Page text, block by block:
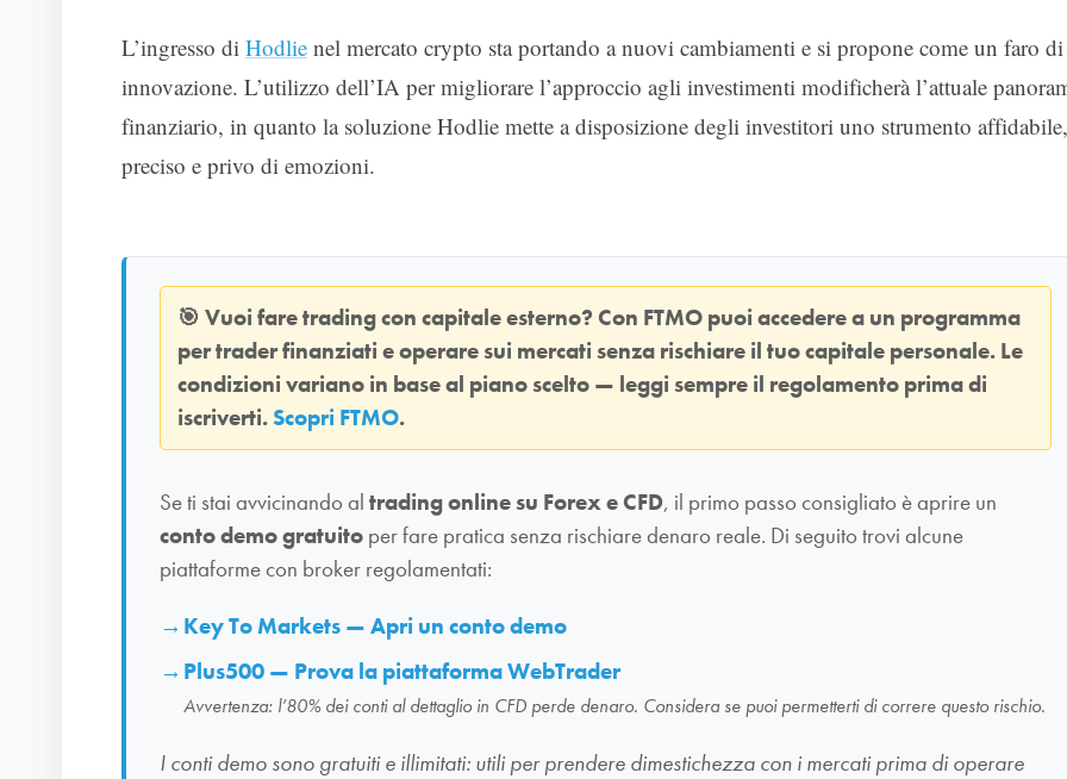
L’ingresso di Hodlie nel mercato crypto sta portando a nuovi cambiamenti e si propone come un faro di
innovazione. L’utilizzo dell’IA per migliorare l’approccio agli investimenti modificherà l’attuale
finanziario, in quanto la soluzione Hodlie mette a disposizione degli investitori uno strumento affidabile,
preciso e privo di emozioni.
🎯 Vuoi fare trading con capitale esterno? Con FTMO puoi accedere a un programma
per trader finanziati e operare sui mercati senza rischiare il tuo capitale personale. Le
condizioni variano in base al piano scelto — leggi sempre il regolamento prima di
iscriverti. Scopri FTMO.
Se ti stai avvicinando al trading online su Forex e CFD, il primo passo consigliato è aprire un
conto demo gratuito per fare pratica senza rischiare denaro reale. Di seguito trovi alcune
piattaforme con broker regolamentati:
Key To Markets — Apri un conto demo
Plus500 — Prova la piattaforma WebTrader
Avvertenza: l’80% dei conti al dettaglio in CFD perde denaro. Considera se puoi permetterti di correre questo rischio.
I conti demo sono gratuiti e illimitati: utili per prendere dimestichezza con i mercati prima di operare